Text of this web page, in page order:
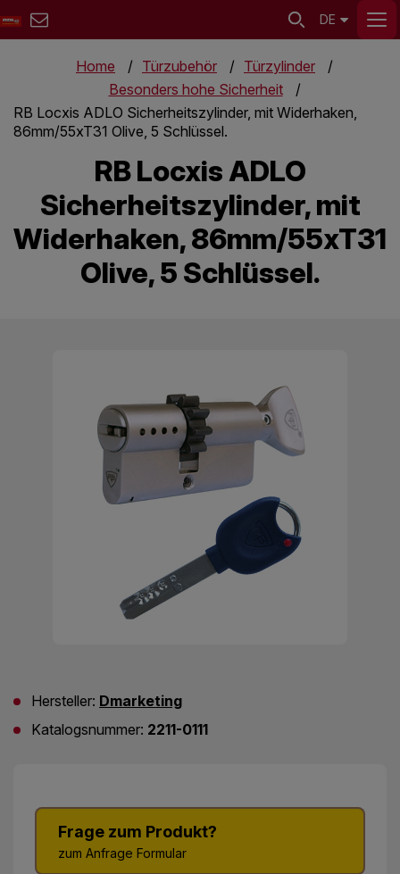
DE
Home Türzubehör
Türzylinder
Besonders hohe Sicherheit
RB Locxis ADLO Sicherheitszylinder, mit Widerhaken,
86mm/55xT31 Olive, 5 Schlüssel.
RB Locxis ADLO
Sicherheitszylinder, mit
Widerhaken, 86mm/55xT31
Olive, 5 Schlüssel.
Frage zum Produkt?
zum Anfrage Formular
Hersteller: Dmarketing
Katalogsnummer: 2211-0111